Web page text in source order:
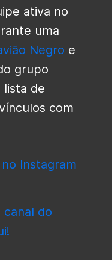
ativa no
uma
Negro e
grupo
lista de
com
Instagram
canal do